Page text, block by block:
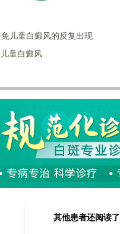
儿童白癜风的反复出现
童白癜风
其他患者还阅读了